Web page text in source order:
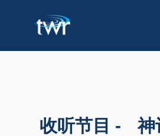
收听节目 - 神